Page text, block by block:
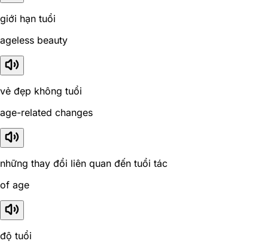
giới hạn tuổi
ageless beauty
vẻ đẹp không tuổi
age-related changes
những thay đổi liên quan đến tuổi tác
of age
độ tuổi